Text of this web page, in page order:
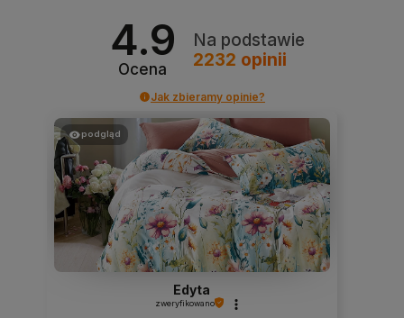
4.9
Ocena
Na podstawie
2232 opinii
Jak zbieramy opinie?
podgląd
Edyta
zweryfikowano